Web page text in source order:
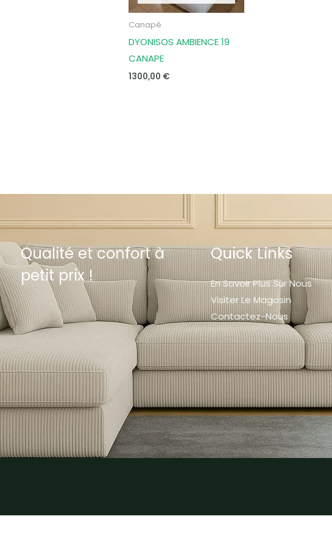
Canapé
DYONISOS AMBIENCE 19
CANAPE
1300,00 €
Qualité et confort à
petit prix !
Quick Links
En Savoir Plus Sur Nous
Visiter Le Magasin
Contactez-Nous